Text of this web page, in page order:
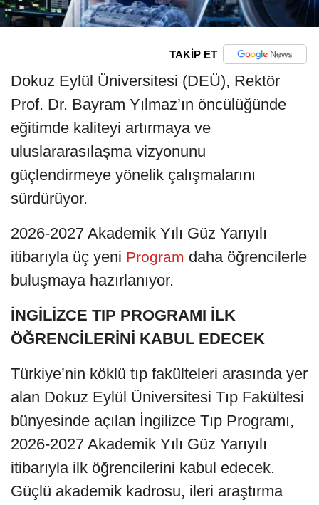
TAKİP ET
Dokuz Eylül Üniversitesi (DEÜ), Rektör
Prof. Dr. Bayram Yılmaz’ın öncülüğünde
eğitimde kaliteyi artırmaya ve
uluslararasılaşma vizyonunu
güçlendirmeye yönelik çalışmalarını
sürdürüyor.
2026-2027 Akademik Yılı Güz Yarıyılı
itibarıyla üç yeni Program daha öğrencilerle
buluşmaya hazırlanıyor.
İNGİLİZCE TIP PROGRAMI İLK
ÖĞRENCİLERİNİ KABUL EDECEK
Türkiye’nin köklü tıp fakülteleri arasında yer
alan Dokuz Eylül Üniversitesi Tıp Fakültesi
bünyesinde açılan İngilizce Tıp Programı,
2026-2027 Akademik Yılı Güz Yarıyılı
itibarıyla ilk öğrencilerini kabul edecek.
Güçlü akademik kadrosu, ileri araştırma